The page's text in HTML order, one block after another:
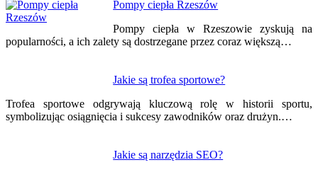
Pompy ciepła Rzeszów
Pompy ciepła w Rzeszowie zyskują na
popularności, a ich zalety są dostrzegane przez coraz większą…
Jakie są trofea sportowe?
Trofea sportowe odgrywają kluczową rolę w historii sportu,
symbolizując osiągnięcia i sukcesy zawodników oraz drużyn.…
Jakie są narzędzia SEO?